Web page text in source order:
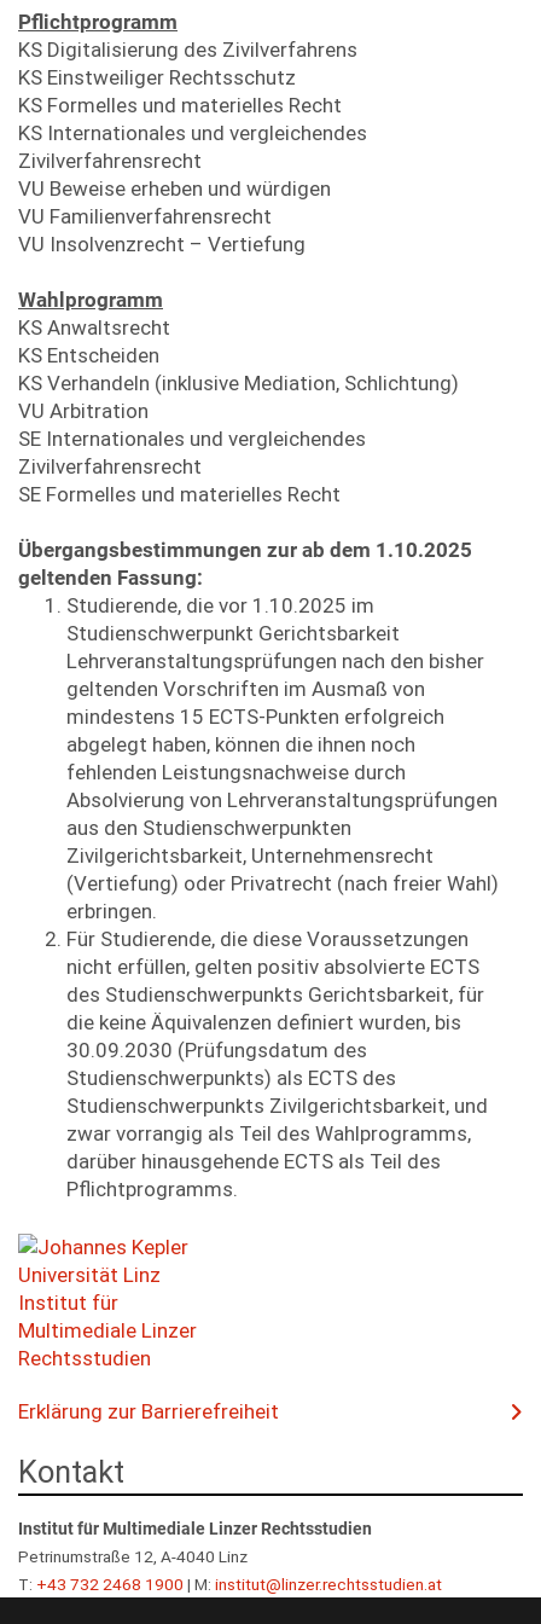
english
ελληνικά
magyar
français
slovenski
cesky
italiano
polski
Nutzungsbedingungen
Fachprüfungen - Verwaltungsrecht
LVA-Angebot
Fachprüfungen
Medienkoffer
Fachprüfungen
LVA-Angebot
Steuerrecht
Medienkoffer
LVA-Angebot
Fachprüfungen
Legal Gender Studies und Antidiskriminierungsrecht
Lernunterlagen
LVA-Angebot
Grundzüge der Rechtsphilosophie
LVA-Angebot
Wirtschaftswissenschaften für Jurist*innen II
Lernunterlagen
LVA-Angebot
Freie Studienleistungen
Diplomarbeit
Richtlinien zur Anfertigung einer Diplomarbeit
Zweite Diplomprüfung
Studienschwerpunkt Privatrecht
Studienschwerpunkt Kernkompetenzen Zivilrecht
Steuerrecht
Strafrecht II
Legal Gender Studies und Antidiskriminierungsrecht
Pflichtprogramm
KS Digitalisierung des Zivilverfahrens
KS Einstweiliger Rechtsschutz
KS Formelles und materielles Recht
KS Internationales und vergleichendes
Zivilverfahrensrecht
VU Beweise erheben und würdigen
VU Familienverfahrensrecht
VU Insolvenzrecht – Vertiefung
Wahlprogramm
KS Anwaltsrecht
KS Entscheiden
KS Verhandeln (inklusive Mediation, Schlichtung)
VU Arbitration
SE Internationales und vergleichendes
Zivilverfahrensrecht
SE Formelles und materielles Recht
Übergangsbestimmungen zur ab dem 1.10.2025
geltenden Fassung:
Studierende, die vor 1.10.2025 im
Studienschwerpunkt Gerichtsbarkeit
Lehrveranstaltungsprüfungen nach den bisher
geltenden Vorschriften im Ausmaß von
mindestens 15 ECTS-Punkten erfolgreich
abgelegt haben, können die ihnen noch
fehlenden Leistungsnachweise durch
Absolvierung von Lehrveranstaltungsprüfungen
aus den Studienschwerpunkten
Zivilgerichtsbarkeit, Unternehmensrecht
(Vertiefung) oder Privatrecht (nach freier Wahl)
erbringen.
Für Studierende, die diese Voraussetzungen
nicht erfüllen, gelten positiv absolvierte ECTS
des Studienschwerpunkts Gerichtsbarkeit, für
die keine Äquivalenzen definiert wurden, bis
30.09.2030 (Prüfungsdatum des
Studienschwerpunkts) als ECTS des
Studienschwerpunkts Zivilgerichtsbarkeit, und
zwar vorrangig als Teil des Wahlprogramms,
darüber hinausgehende ECTS als Teil des
Pflichtprogramms.
Erklärung zur Barrierefreiheit
Kontakt
Institut für Multimediale Linzer Rechtsstudien
Petrinumstraße 12, A-4040 Linz
T: +43 732 2468 1900 | M: institut@linzer.rechtsstudien.at